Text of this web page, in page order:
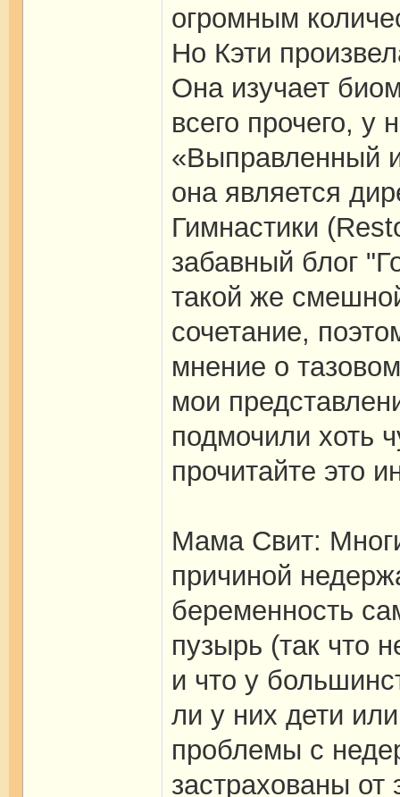
огромным
Но Кэти
Она изучает
всего прочего, у
«Выправленный
она является
Гимнастики
забавный блог
такой же
сочетание,
мнение о
мои
подмочили хоть
прочитайте это
Мама Свит:
причиной
беременность
пузырь (так что
и что у
ли у них дети
проблемы с
застрахованы от